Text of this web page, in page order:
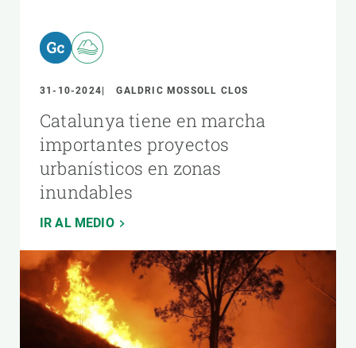
31-10-2024 GALDRIC MOSSOLL CLOS
Catalunya tiene en marcha
importantes proyectos
urbanísticos en zonas
inundables
IR AL MEDIO